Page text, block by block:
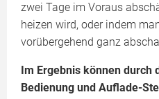
zwei Tage im Voraus
heizen wird, oder indem
vorübergehend ganz
Im Ergebnis können durch
Bedienung und Auflade-